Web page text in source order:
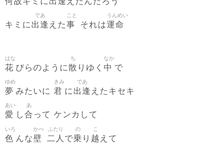
キミに出逢
であ
えた事
こと
それは運命
うんめい
花
はな
びらのように散
ち
りゆく 中
なか
で
夢
ゆめ
みたいに 君
きみ
に出逢
であ
えたキセキ
愛
あい
し合
あ
って ケンカして
色
いろ
んな壁
かべ
二人
ふたり
で乗
の
り 越
こ
えて